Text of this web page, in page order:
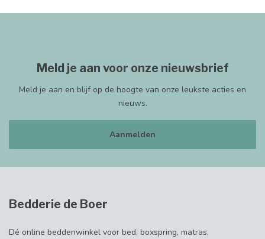
Meld je aan voor onze nieuwsbrief
Meld je aan en blijf op de hoogte van onze leukste acties en
nieuws.
Aanmelden
Bedderie de Boer
Dé online beddenwinkel voor bed, boxspring, matras,